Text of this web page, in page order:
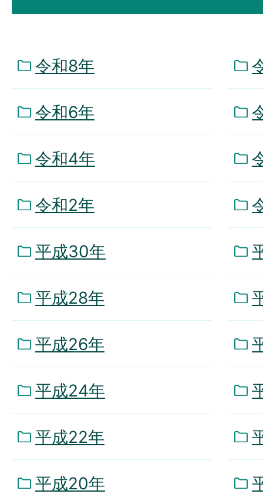
令和8年
令和6年
令和4年
令和2年
平成30年
平成28年
平成26年
平成24年
平成22年
平成20年